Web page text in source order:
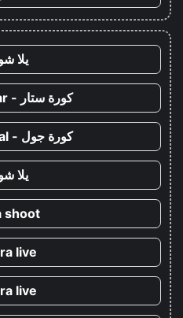
يلا
كورة ستار - koora-star
كورة جول - koora-goal
يلا
shoot
live
live